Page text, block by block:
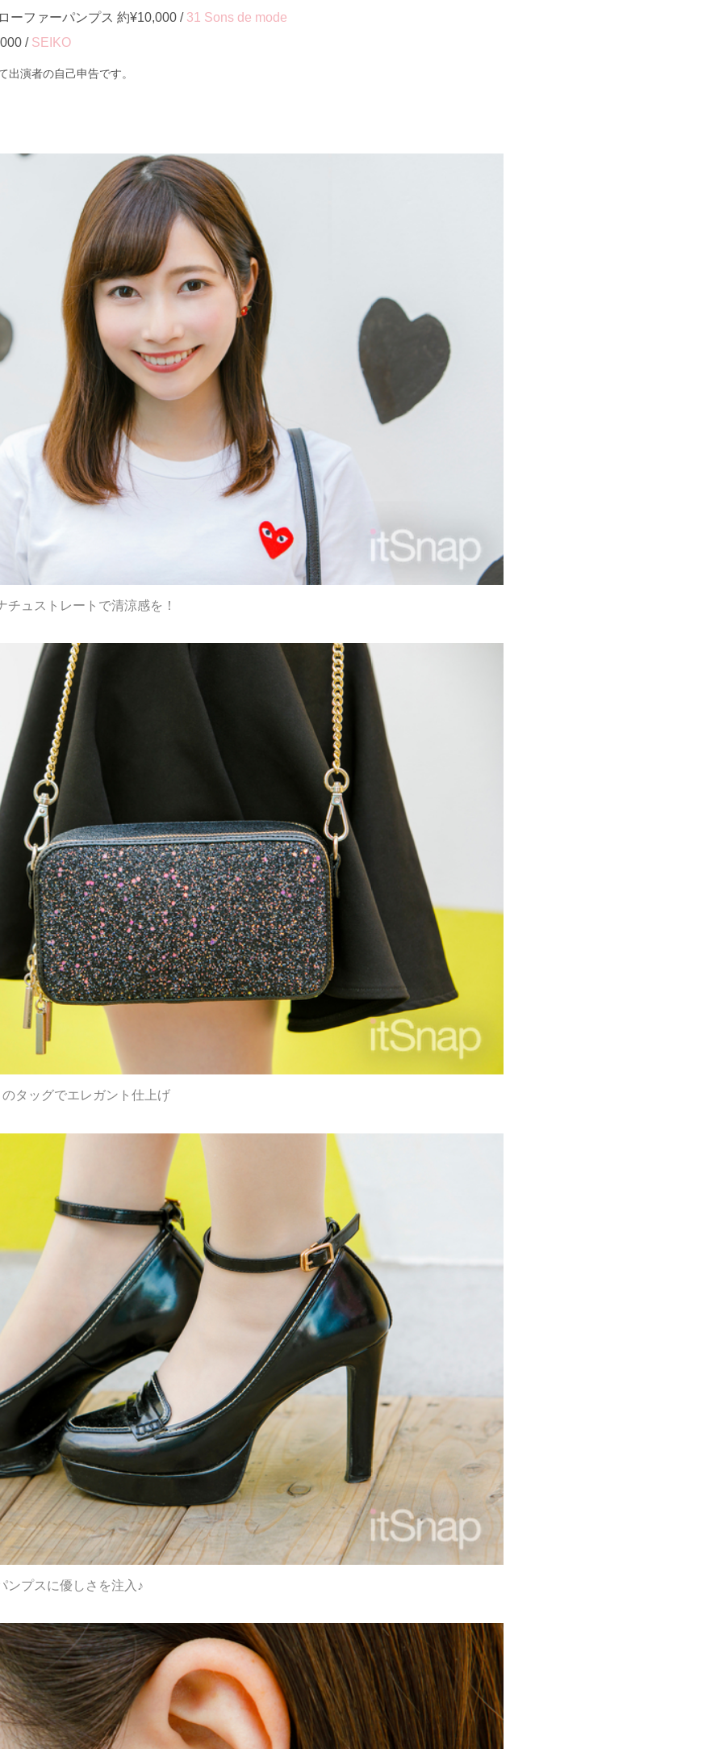
ーファーパンプス 約¥10,000 / 31 Sons de mode
/ SEIKO
演者の自己申告です。
チュストレートで清涼感を！
タッグでエレガント仕上げ
ンプスに優しさを注入♪